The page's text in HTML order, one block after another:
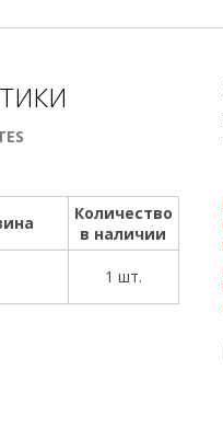
Количество
в наличии
1 шт.